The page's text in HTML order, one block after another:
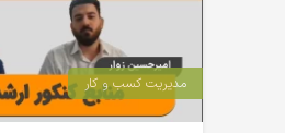
مدیریت کسب و کار